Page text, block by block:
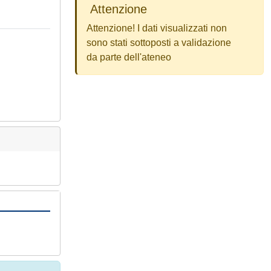
Attenzione
Attenzione! I dati visualizzati non
sono stati sottoposti a validazione
da parte dell'ateneo